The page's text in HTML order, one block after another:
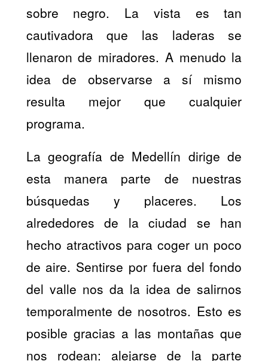
sobre negro. La vista es tan
cautivadora que las laderas se
llenaron de miradores. A menudo la
idea de observarse a sí mismo
resulta mejor que cualquier
programa.
La geografía de Medellín dirige de
esta manera parte de nuestras
búsquedas y placeres. Los
alrededores de la ciudad se han
hecho atractivos para coger un poco
de aire. Sentirse por fuera del fondo
del valle nos da la idea de salirnos
temporalmente de nosotros. Esto es
posible gracias a las montañas que
nos rodean: alejarse de la parte